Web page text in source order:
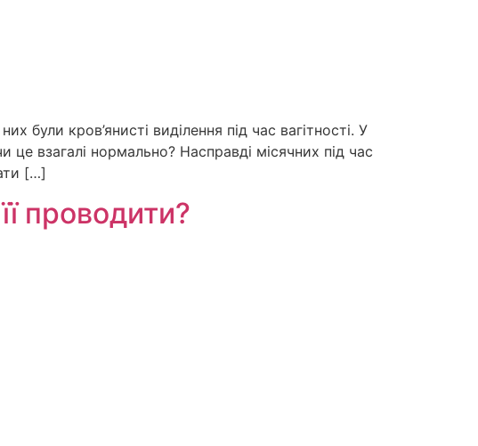
були кров’янисті виділення під час вагітності. У
це взагалі нормально? Насправді місячних під час
[…]
проводити?